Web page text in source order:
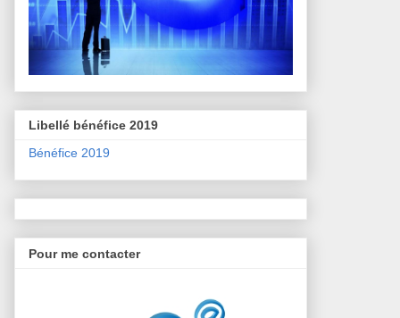
Libellé bénéfice 2019
Bénéfice 2019
Pour me contacter